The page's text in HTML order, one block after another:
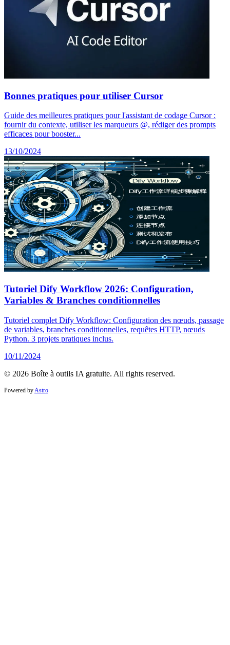
Bonnes pratiques pour utiliser Cursor
Guide des meilleures pratiques pour l'assistant de codage Cursor :
fournir du contexte, utiliser les marqueurs @, rédiger des prompts
efficaces pour booster...
13/10/2024
Tutoriel Dify Workflow 2026: Configuration,
Variables & Branches conditionnelles
Tutoriel complet Dify Workflow: Configuration des nœuds, passage
de variables, branches conditionnelles, requêtes HTTP, nœuds
Python. 3 projets pratiques inclus.
10/11/2024
© 2026 Boîte à outils IA gratuite. All rights reserved.
Powered by Astro